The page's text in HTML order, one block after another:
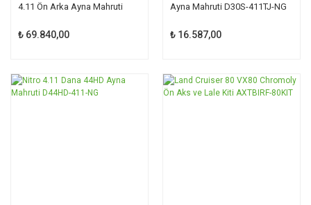
4.11 Ön Arka Ayna Mahruti
₺ 69.840,00
Ayna Mahruti D30S-411TJ-NG
₺ 16.587,00